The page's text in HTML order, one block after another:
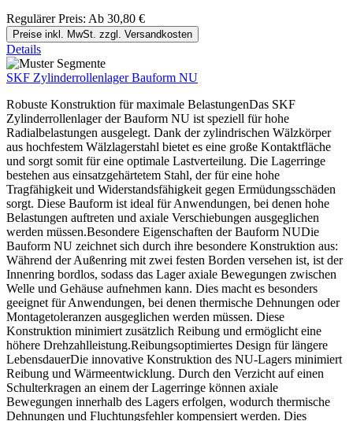
Regulärer Preis: Ab 30,80 €
Preise inkl. MwSt. zzgl. Versandkosten
Details
SKF Zylinderrollenlager Bauform NU
Robuste Konstruktion für maximale BelastungenDas SKF
Zylinderrollenlager der Bauform NU ist speziell für hohe
Radialbelastungen ausgelegt. Dank der zylindrischen Wälzkörper
aus hochfestem Wälzlagerstahl bietet es eine große Kontaktfläche
und sorgt somit für eine optimale Lastverteilung. Die Lagerringe
bestehen aus einsatzgehärtetem Stahl, der für eine hohe
Tragfähigkeit und Widerstandsfähigkeit gegen Ermüdungsschäden
sorgt. Diese Bauform ist ideal für Anwendungen, bei denen hohe
Belastungen auftreten und axiale Verschiebungen ausgeglichen
werden müssen.Besondere Eigenschaften der Bauform NUDie
Bauform NU zeichnet sich durch ihre besondere Konstruktion aus:
Während der Außenring mit zwei festen Borden versehen ist, ist der
Innenring bordlos, sodass das Lager axiale Bewegungen zwischen
Welle und Gehäuse aufnehmen kann. Dies macht es besonders
geeignet für Anwendungen, bei denen thermische Dehnungen oder
Montagetoleranzen ausgeglichen werden müssen. Diese
Konstruktion minimiert zusätzlich Reibung und ermöglicht eine
höhere Drehzahlleistung.Reibungsoptimiertes Design für längere
LebensdauerDie innovative Konstruktion des NU-Lagers minimiert
Reibung und Wärmeentwicklung. Durch den Verzicht auf einen
Schulterkragen an einem der Lagerringe können axiale
Bewegungen innerhalb des Lagers erfolgen, wodurch thermische
Dehnungen und Fluchtungsfehler kompensiert werden. Dies